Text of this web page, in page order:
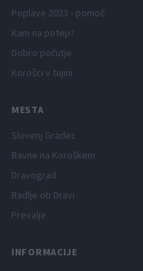
Poplave 2023 - pomoč
Kam na potep?
Dobro počutje
Korošci v tujini
MESTA
Slovenj Gradec
Ravne na Koroškem
Dravograd
Radlje ob Dravi
Prevalje
INFORMACIJE